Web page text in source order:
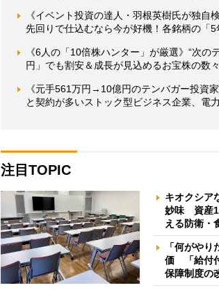
《イベント投資の達人・羽根英樹氏が独
先回りで仕込むなら今が好機！各銘柄の「
《6人の「10倍株ハンター」が厳選》“次
円」でも割安＆成長が見込めるお宝株の数
《元手561万円→10億円のテンバガー投資
と契約が多いストック型ビジネス企業、電
注目TOPIC
キオクシア
妙味 資産
える防衛・
「何がや
価 「給付
保障制度の